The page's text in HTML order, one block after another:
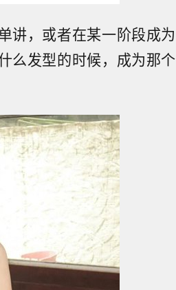
讲，或者在某一阶段成为
么发型的时候，成为那个